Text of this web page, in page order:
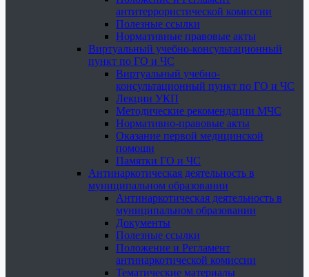
антитеррористической комиссии
Полезные ссылки
Нормативные правовые акты
Виртуальный учебно-консультационный
пункт по ГО и ЧС
Виртуальный учебно-
консультационный пункт по ГО и ЧС
Лекции УКП
Методические рекомендации МЧС
Нормативно-правовые акты
Оказание первой медицинской
помощи
Памятки ГО и ЧС
Антинаркотическая деятельность в
муниципальном образовании
Антинаркотическая деятельность в
муниципальном образовании
Документы
Полезные ссылки
Положение и Регламент
антинаркотической комиссии
Тематические материалы